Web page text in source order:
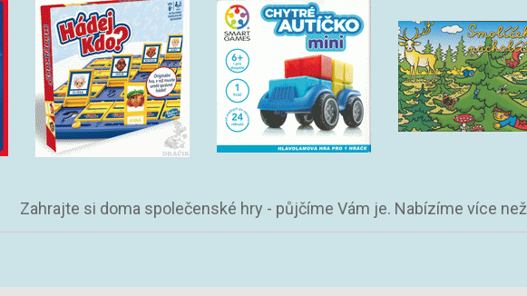
Zahrajte si doma společenské hry - půjčíme Vám je. Nabízíme více než